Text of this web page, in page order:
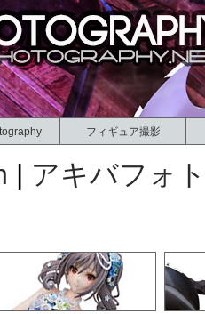
フィギュア撮影
| アキバフォ